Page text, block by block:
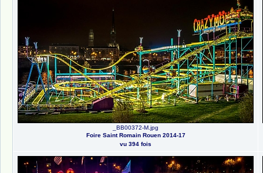
_BB00372-M.jpg
Foire Saint Romain Rouen 2014-17
vu 394 fois